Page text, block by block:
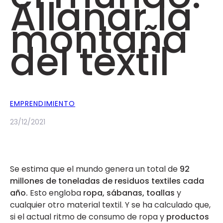
Allanar la
montaña
del textil
EMPRENDIMIENTO
23/12/2021
Se estima que el mundo genera un total de 92
millones de toneladas de residuos textiles cada
año. Esto engloba ropa, sábanas, toallas y
cualquier otro material textil. Y se ha calculado que,
si el actual ritmo de consumo de ropa y productos